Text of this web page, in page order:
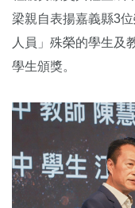
梁親自表揚嘉義縣3
人員」殊榮的學生及
學生頒獎。